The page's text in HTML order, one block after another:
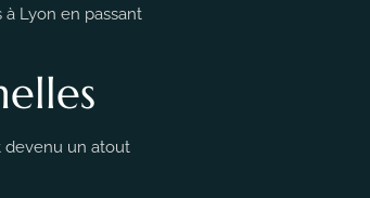
Lyon en passant
devenu un atout